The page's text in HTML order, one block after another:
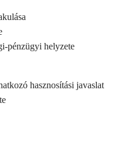
pénzügyi helyzete
hasznosítási javaslat